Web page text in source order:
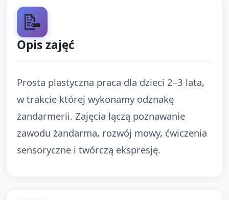
📝
Opis zajęć
Prosta plastyczna praca dla dzieci 2–3 lata,
w trakcie której wykonamy odznakę
żandarmerii. Zajęcia łączą poznawanie
zawodu żandarma, rozwój mowy, ćwiczenia
sensoryczne i twórczą ekspresję.